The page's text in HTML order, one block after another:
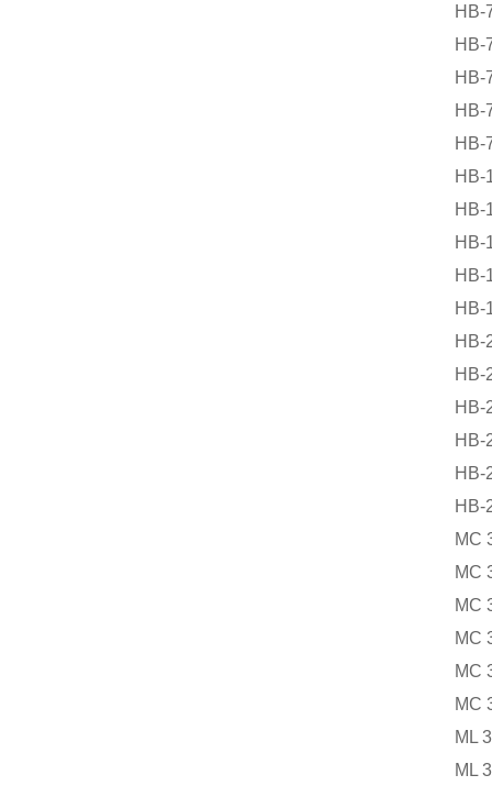
HB-
HB-
HB-
HB-
HB-
HB-
HB-
HB-
HB-
HB-
HB-
HB-
HB-
HB-
HB-
HB-
MC
MC
MC
MC
MC
MC
ML
ML